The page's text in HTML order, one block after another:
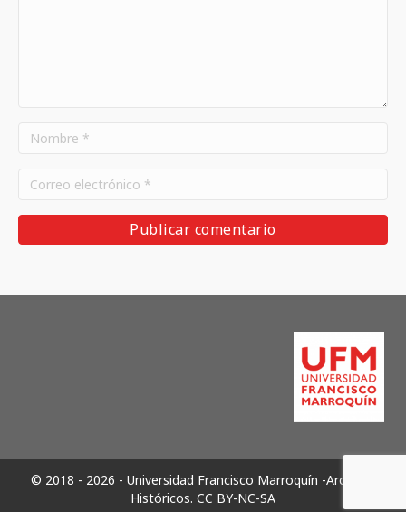
© 2018 - 2026 - Universidad Francisco Marroquín -Archivos
Históricos. CC BY-NC-SA